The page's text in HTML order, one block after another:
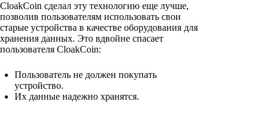
CloakCoin сделал эту технологию еще лучше,
позволив пользователям использовать свои
старые устройства в качестве оборудования для
хранения данных. Это вдвойне спасает
пользователя CloakCoin:
Пользователь не должен покупать
устройство.
Их данные надежно хранятся.